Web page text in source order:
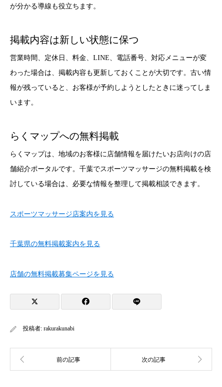
が分かる導線も役立ちます。
掲載内容は新しい状態に保つ
営業時間、定休日、料金、LINE、電話番号、対応メニューが変
わった場合は、掲載内容も更新しておくことが大切です。古い情
報が残っていると、お客様が予約しようとしたときに迷ってしま
います。
らくマップへの無料掲載
らくマップは、地域のお客様に店舗情報を届けたいお店向けの店
舗紹介ポータルです。千葉でスポーツマッサージの無料掲載を検
討している場合は、必要な情報を整理して掲載相談できます。
スポーツマッサージ店案内を見る
千葉県の無料掲載案内を見る
店舗の無料掲載募集ページを見る
投稿者: rakurakunabi